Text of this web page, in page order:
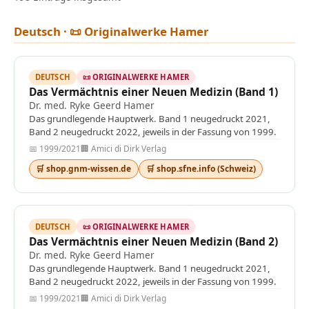
Deutsch · 📜 Originalwerke Hamer
DEUTSCH 📜 ORIGINALWERKE HAMER
Das Vermächtnis einer Neuen Medizin (Band 1)
Dr. med. Ryke Geerd Hamer
Das grundlegende Hauptwerk. Band 1 neugedruckt 2021,
Band 2 neugedruckt 2022, jeweils in der Fassung von 1999.
📅 1999/2021🏢 Amici di Dirk Verlag
🛒 shop.gnm-wissen.de
🛒 shop.sfne.info (Schweiz)
DEUTSCH 📜 ORIGINALWERKE HAMER
Das Vermächtnis einer Neuen Medizin (Band 2)
Dr. med. Ryke Geerd Hamer
Das grundlegende Hauptwerk. Band 1 neugedruckt 2021,
Band 2 neugedruckt 2022, jeweils in der Fassung von 1999.
📅 1999/2021🏢 Amici di Dirk Verlag